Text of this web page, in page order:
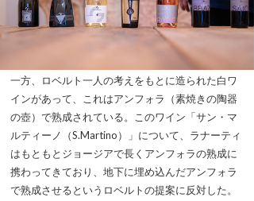
一方、ロベルト一人の考えをもとに造られた白ワ
インがあって、これはアンフォラ（素焼きの陶器
の壺）で熟成されている。このワイン「サン・マ
ルティーノ（S.Martino）」について、ラナーティ
はもともとジョージアで長くアンフォラの熟成に
携わってきており、地下に埋め込んだアンフォラ
で熟成させるというロベルトの提案に反対した。